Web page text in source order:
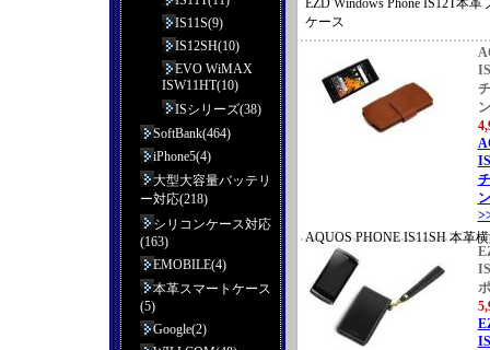
EZD Windows Phone IS12T本
ケース
AQUOS PHONE IS11SH 本
イタリアンレザー
IS11S(9)
IS12SH(10)
EVO WiMAX
ISW11HT(10)
ISシリーズ(38)
SoftBank(464)
iPhone5(4)
大型大容量バッテリ
ー対応(218)
シリコンケース対応
(163)
EMOBILE(4)
本革スマートケース
(5)
Google(2)